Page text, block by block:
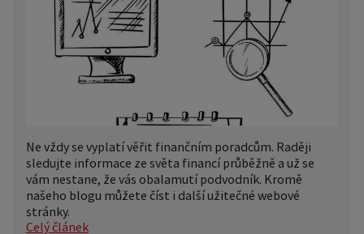
Ne vždy se vyplatí věřit finančním poradcům. Raději
sledujte informace ze světa financí průběžně a už se
vám nestane, že vás obalamutí podvodník. Kromě
našeho blogu můžete číst i další užitečné webové
stránky.
Celý článek